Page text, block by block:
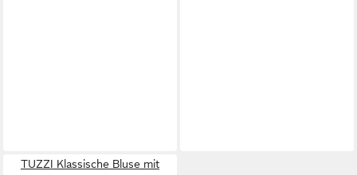
TUZZI Klassische Bluse mit